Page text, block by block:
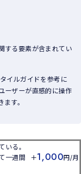
する要素が含まれてい
イルガイドを参考に
ーザーが直感的に操作
す。
る。
一週間
＋1,000円/月